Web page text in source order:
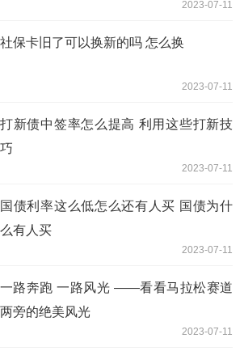
2023-07-11
社保卡旧了可以换新的吗 怎么换
2023-07-11
打新债中签率怎么提高 利用这些打新技
巧
2023-07-11
国债利率这么低怎么还有人买 国债为什
么有人买
2023-07-11
一路奔跑 一路风光 ——看看马拉松赛道
两旁的绝美风光
2023-07-11